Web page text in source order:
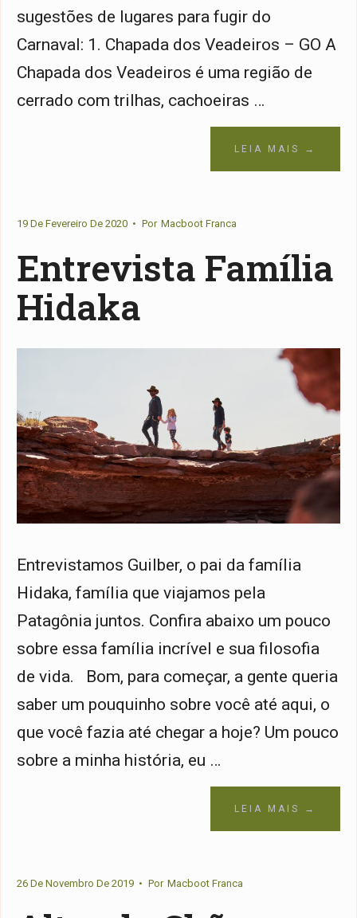
sugestões de lugares para fugir do
Carnaval: 1. Chapada dos Veadeiros – GO A
Chapada dos Veadeiros é uma região de
cerrado com trilhas, cachoeiras …
LEIA MAIS →
19 De Fevereiro De 2020 • Por Macboot Franca
Entrevista Família
Hidaka
Entrevistamos Guilber, o pai da família
Hidaka, família que viajamos pela
Patagônia juntos. Confira abaixo um pouco
sobre essa família incrível e sua filosofia
de vida. Bom, para começar, a gente queria
saber um pouquinho sobre você até aqui, o
que você fazia até chegar a hoje? Um pouco
sobre a minha história, eu …
LEIA MAIS →
26 De Novembro De 2019 • Por Macboot Franca